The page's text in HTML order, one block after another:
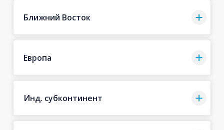
Ближний Восток
Европа
Инд. субконтинент